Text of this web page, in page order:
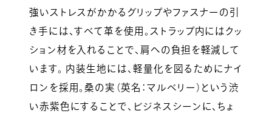
強いストレスがかかるグリップやファスナーの引
き手には、すべて革を使用。ストラップ内にはクッ
ション材を入れることで、肩への負担を軽減して
います。 内装生地には、軽量化を図るためにナイ
ロンを採用。桑の実（英名：マルベリー）という渋
い赤紫色にすることで、ビジネスシーンに、ちょ